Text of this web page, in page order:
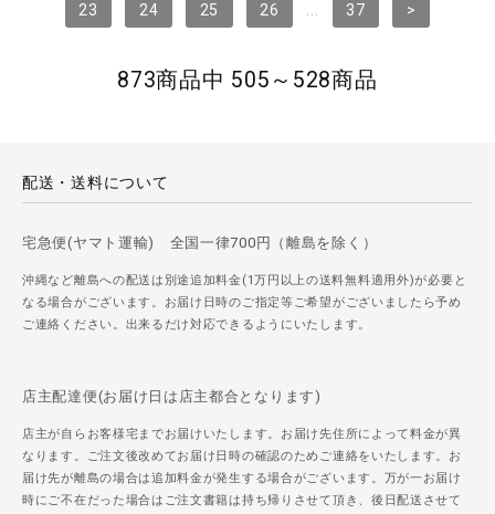
23 24 25 26 37 >
873商品中 505～528商品
配送・送料について
宅急便(ヤマト運輸) 全国一律700円（離島を除く）
沖縄など離島への配送は別途追加料金(1万円以上の送料無料適用外)が必要と
なる場合がございます。お届け日時のご指定等ご希望がございましたら予め
ご連絡ください。出来るだけ対応できるようにいたします。
店主配達便(お届け日は店主都合となります)
店主が自らお客様宅までお届けいたします。お届け先住所によって料金が異
なります。ご注文後改めてお届け日時の確認のためご連絡をいたします。お
届け先が離島の場合は追加料金が発生する場合がございます。万が一お届け
時にご不在だった場合はご注文書籍は持ち帰りさせて頂き、後日配送させて